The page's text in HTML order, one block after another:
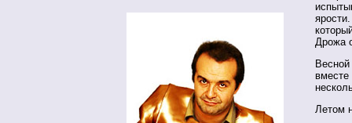
Дрожа
Летом